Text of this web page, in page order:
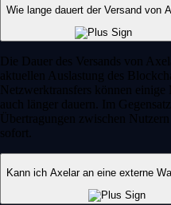
Wie lange dauert der Versand von
Die Dauer des Versands von
aktuellen Auslastung des
Netzwerktransfers können
auch länger dauern. Im
Übertragungen zwischen
sofort.
Kann ich Axelar an eine externe